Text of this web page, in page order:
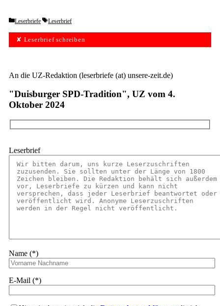
Categories
Leserbriefe Tags
Leserbrief
✘ Leserbrief schreiben
An die UZ-Redaktion (leserbriefe (at) unsere-zeit.de)
"Duisburger SPD-Tradition", UZ vom 4.
Oktober 2024
Leserbrief
Name (*)
E-Mail (*)